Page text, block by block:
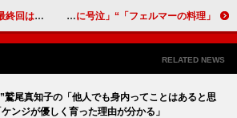
クしてることに感動した」 「フェルマーの料理」“海”志尊淳と“岳” 高橋文哉が見つけた完璧な答えとは 「渋谷先生（仲村トオル）の大きな愛に号泣」
RELATED NEWS
”鷲尾真知子の「他人でも身内ってことはあると思
ンジが優しく育った理由が分かる」